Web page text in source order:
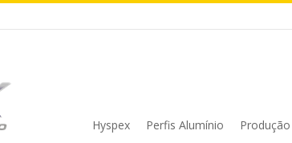
Hyspex Perfis Alumínio